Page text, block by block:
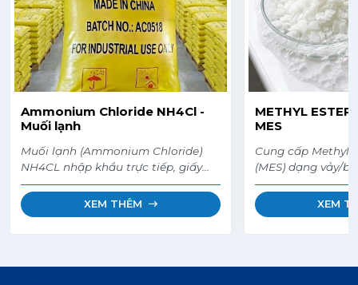
Ammonium Chloride NH4Cl -
Muối lạnh
Muối lạnh (Ammonium Chloride)
NH4CL nhập khẩu trực tiếp, giấy
chứng nhận, giấy tờ đầy đủ.
XEM THÊM
METHYL ESTER
MES
Cung cấp Methyl
(MES) dạng vảy/
động bề mặt
rửa mạnh trong
da tay, giá rẻ thay
XEM